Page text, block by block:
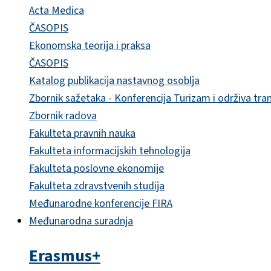
Acta Medica
ČASOPIS
Ekonomska teorija i praksa
ČASOPIS
Katalog publikacija nastavnog osoblja
Zbornik sažetaka - Konferencija Turizam i održiva
Zbornik radova
Fakulteta pravnih nauka
Fakulteta informacijskih tehnologija
Fakulteta poslovne ekonomije
Fakulteta zdravstvenih studija
Međunarodne konferencije FIRA
Međunarodna suradnja
Erasmus+